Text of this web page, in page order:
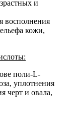
и
восполнения
кожи,
поли-L-
уплотнения
черт и овала,